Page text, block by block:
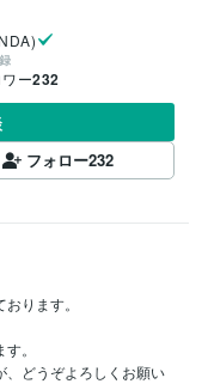
ー232
フォロー232
ります。
。
、どうぞよろしくお願い